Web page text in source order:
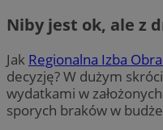
Niby jest ok, ale z
Jak Regionalna Izba
decyzję? W dużym
wydatkami w
sporych braków w